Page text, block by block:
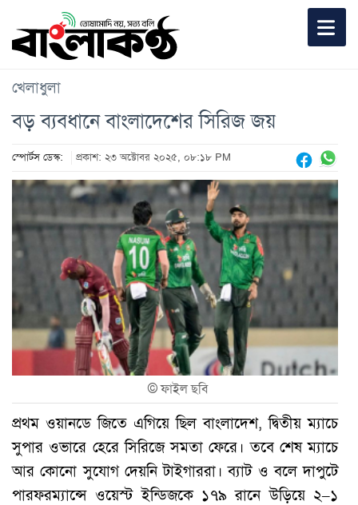
খেলাধুলা
বড় ব্যবধানে বাংলাদেশের সিরিজ জয়
স্পোর্টস ডেস্ক: প্রকাশ: ২৩ অক্টোবর ২০২৫, ০৮:১৮ PM
©ফাইল ছবি
প্রথম ওয়ানডে জিতে এগিয়ে ছিল বাংলাদেশ, দ্বিতীয় ম্যাচে
সুপার ওভারে হেরে সিরিজে সমতা ফেরে। তবে শেষ ম্যাচে
আর কোনো সুযোগ দেয়নি টাইগাররা। ব্যাট ও বলে দাপুটে
পারফরম্যান্সে ওয়েস্ট ইন্ডিজকে ১৭৯ রানে উড়িয়ে ২–১